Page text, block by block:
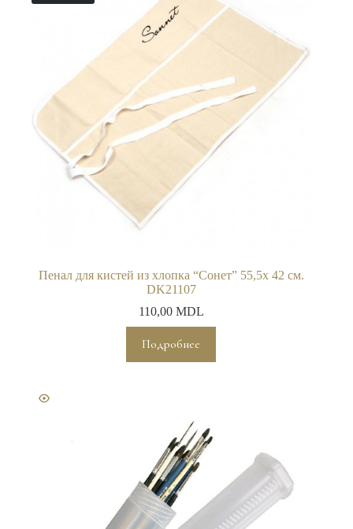
Пенал для кистей из хлопка “Сонет” 55,5х 42 см.
DK21107
110,00 MDL
Подробнее